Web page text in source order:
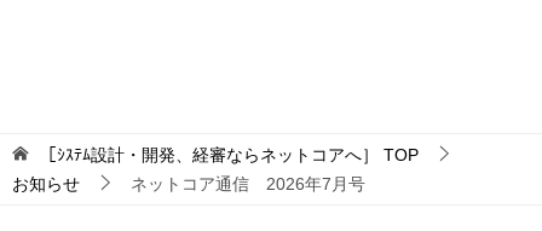
［ｼｽﾃﾑ設計・開発、経審ならネットコアへ］
TOP
お知らせ
ネットコア通信 2026年7月号